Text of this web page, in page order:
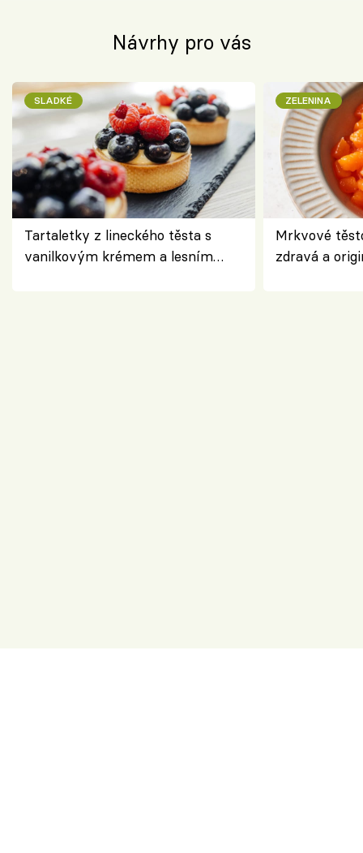
Návrhy pro vás
SLADKÉ
Tartaletky z lineckého těsta s
vanilkovým krémem a lesním
ZELENINA
Mrkvové
zdravá a